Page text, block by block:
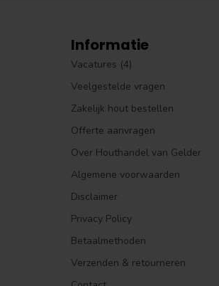
Informatie
Vacatures (4)
Veelgestelde vragen
Zakelijk hout bestellen
Offerte aanvragen
Over Houthandel van Gelder
Algemene voorwaarden
Disclaimer
Privacy Policy
Betaalmethoden
Verzenden & retourneren